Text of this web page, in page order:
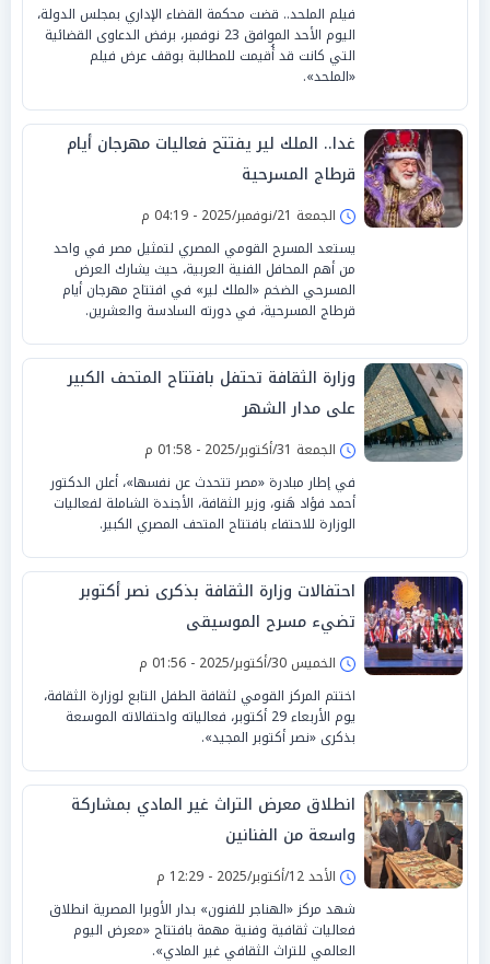
فيلم الملحد.. قضت محكمة القضاء الإداري بمجلس الدولة،
اليوم الأحد الموافق 23 نوفمبر، برفض الدعاوى القضائية
التي كانت قد أُقيمت للمطالبة بوقف عرض فيلم
«الملحد».
غدا.. الملك لير يفتتح فعاليات مهرجان أيام
قرطاج المسرحية
الجمعة 21/نوفمبر/2025 - 04:19 م
يستعد المسرح القومي المصري لتمثيل مصر في واحد
من أهم المحافل الفنية العربية، حيث يشارك العرض
المسرحي الضخم «الملك لير» في افتتاح مهرجان أيام
قرطاج المسرحية، في دورته السادسة والعشرين.
وزارة الثقافة تحتفل بافتتاح المتحف الكبير
على مدار الشهر
الجمعة 31/أكتوبر/2025 - 01:58 م
في إطار مبادرة «مصر تتحدث عن نفسها»، أعلن الدكتور
أحمد فؤاد هَنو، وزير الثقافة، الأجندة الشاملة لفعاليات
الوزارة للاحتفاء بافتتاح المتحف المصري الكبير.
احتفالات وزارة الثقافة بذكرى نصر أكتوبر
تضيء مسرح الموسيقى
الخميس 30/أكتوبر/2025 - 01:56 م
اختتم المركز القومي لثقافة الطفل التابع لوزارة الثقافة،
يوم الأربعاء 29 أكتوبر، فعالياته واحتفالاته الموسعة
بذكرى «نصر أكتوبر المجيد».
انطلاق معرض التراث غير المادي بمشاركة
واسعة من الفنانين
الأحد 12/أكتوبر/2025 - 12:29 م
شهد مركز «الهناجر للفنون» بدار الأوبرا المصرية انطلاق
فعاليات ثقافية وفنية مهمة بافتتاح «معرض اليوم
العالمي للتراث الثقافي غير المادي».